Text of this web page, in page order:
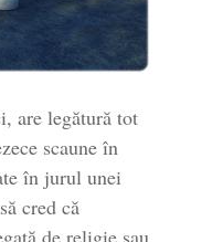
are legătură tot
scaune în
în jurul unei
cred că
de religie sau